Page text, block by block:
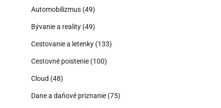
Automobilizmus (49)
Bývanie a reality (49)
Cestovanie a letenky (133)
Cestovné poistenie (100)
Cloud (48)
Dane a daňové priznanie (75)